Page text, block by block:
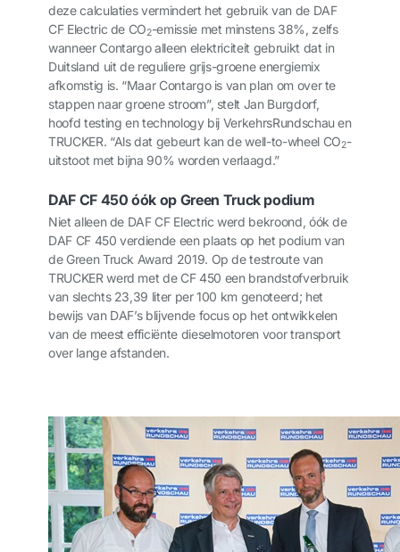
deze calculaties vermindert het gebruik van de DAF
CF Electric de CO2-emissie met minstens 38%, zelfs
wanneer Contargo alleen elektriciteit gebruikt dat in
Duitsland uit de reguliere grijs-groene energiemix
afkomstig is. “Maar Contargo is van plan om over te
stappen naar groene stroom”, stelt Jan Burgdorf,
hoofd testing en technology bij VerkehrsRundschau en
TRUCKER. “Als dat gebeurt kan de well-to-wheel CO2-
uitstoot met bijna 90% worden verlaagd.”
DAF CF 450 óók op Green Truck podium
Niet alleen de DAF CF Electric werd bekroond, óók de
DAF CF 450 verdiende een plaats op het podium van
de Green Truck Award 2019. Op de testroute van
TRUCKER werd met de CF 450 een brandstofverbruik
van slechts 23,39 liter per 100 km genoteerd; het
bewijs van DAF’s blijvende focus op het ontwikkelen
van de meest efficiënte dieselmotoren voor transport
over lange afstanden.